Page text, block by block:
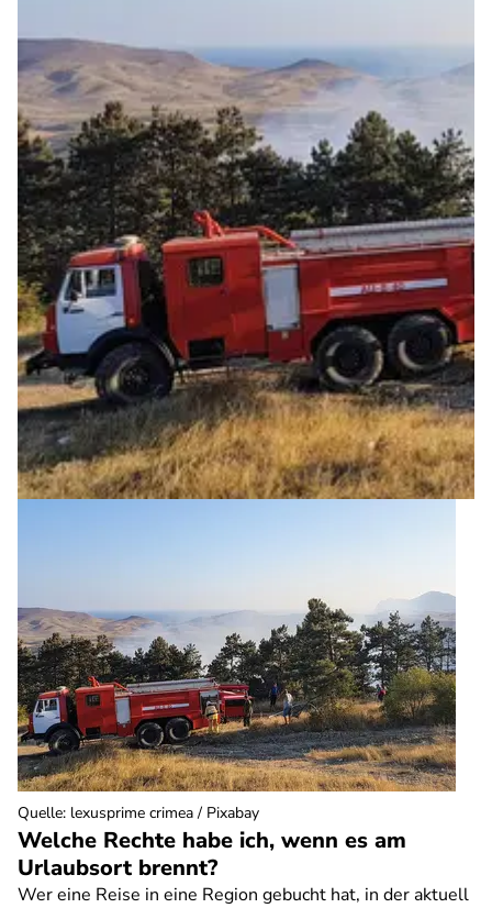
Welche Rechte habe ich, wenn es am
Urlaubsort brennt?
Wer eine Reise in eine Region gebucht hat, in der aktuell
Quelle: lexusprime crimea / Pixabay